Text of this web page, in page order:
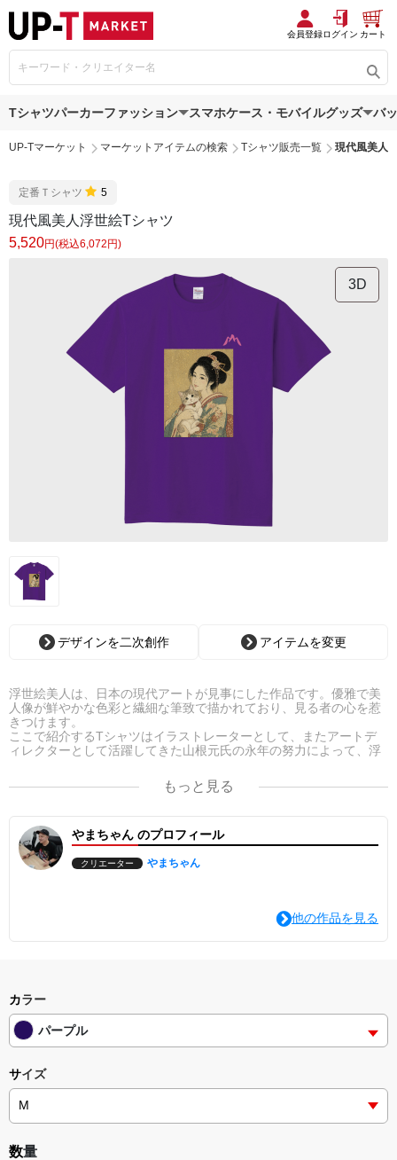
会員登録ログイン カート
Tシャツパーカーファッション スマホケース・モバイルグッズ バ
UP-Tマーケット マーケットアイテムの検索 Tシャツ販売一覧 現代風美人
定番Ｔシャツ 5
現代風美人浮世絵Tシャツ
5,520円(税込6,072円)
3D
デザインを二次創作 アイテムを変更
浮世絵美人は、日本の現代アートが見事にした作品です。優雅で美
人像が鮮やかな色彩と繊細な筆致で描かれており、見る者の心を惹
きつけます。
ここで紹介するTシャツはイラストレーターとして、またアートデ
ィレクターとして活躍してきた山根元氏の永年の努力によって、浮
甦った浮世絵であり、氏自身の幻想画をTシャツにしてみました。
もっと見る
やまちゃん のプロフィール
クリエーター やまちゃん
他の作品を見る
カラー
パープル
サイズ
数量